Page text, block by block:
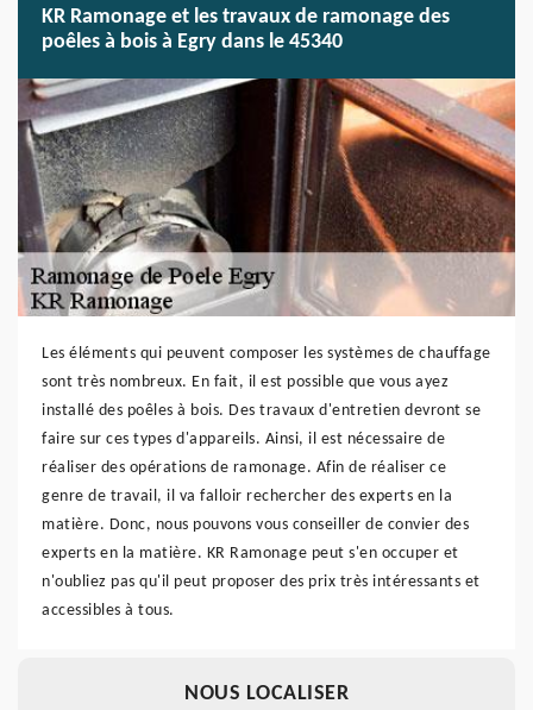
KR Ramonage et les travaux de ramonage des
poêles à bois à Egry dans le 45340
Les éléments qui peuvent composer les systèmes de chauffage
sont très nombreux. En fait, il est possible que vous ayez
installé des poêles à bois. Des travaux d'entretien devront se
faire sur ces types d'appareils. Ainsi, il est nécessaire de
réaliser des opérations de ramonage. Afin de réaliser ce
genre de travail, il va falloir rechercher des experts en la
matière. Donc, nous pouvons vous conseiller de convier des
experts en la matière. KR Ramonage peut s'en occuper et
n'oubliez pas qu'il peut proposer des prix très intéressants et
accessibles à tous.
NOUS LOCALISER